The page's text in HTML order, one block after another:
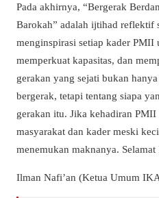
Pada akhirnya, “Bergerak
Barokah” adalah ijtihad reflektif
menginspirasi setiap kader PMII
memperkuat kapasitas, dan
gerakan yang sejati bukan
bergerak, tetapi tentang siapa
gerakan itu. Jika kehadiran
masyarakat dan kader meski
menemukan maknanya.
Ilman Nafi’an (Ketua Umum